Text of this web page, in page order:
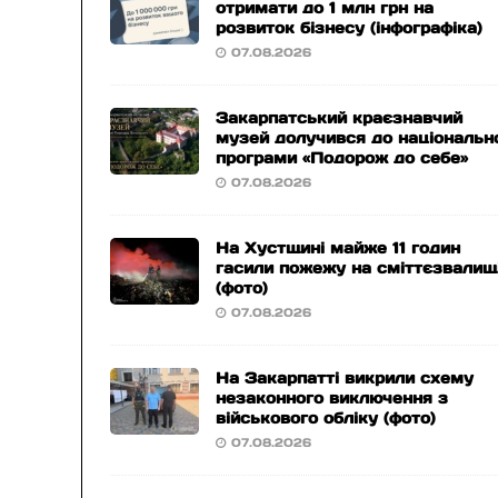
отримати до 1 млн грн на
розвиток бізнесу (інфографіка)
07.08.2026
Закарпатський краєзнавчий
музей долучився до
програми «Подорож до себе»
07.08.2026
На Хустщині майже 11 годин
гасили пожежу на
(фото)
07.08.2026
На Закарпатті викрили схему
незаконного виключення з
військового обліку (фото)
07.08.2026